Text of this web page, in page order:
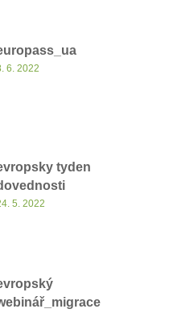
6. 2022
tyden
5. 2022